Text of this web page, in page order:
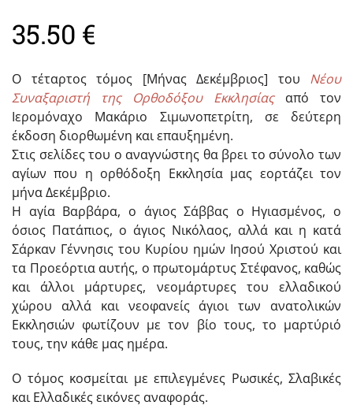
35.50 €
Ο τέταρτος τόμος [Μήνας Δεκέμβριος] του Νέου
Συναξαριστή της Ορθοδόξου Εκκλησίαςαπό τον
Ιερομόναχο Μακάριο Σιμωνοπετρίτη, σε δεύτερη
έκδοση διορθωμένη και επαυξημένη.
Στις σελίδες του ο αναγνώστης θα βρει το σύνολο των
αγίων που η ορθόδοξη Εκκλησία μας εορτάζει τον
μήνα Δεκέμβριο.
Η αγία Βαρβάρα, ο άγιος Σάββας ο Ηγιασμένος, ο
όσιος Πατάπιος, ο άγιος Νικόλαος, αλλά και η κατά
Σάρκαν Γέννησις του Κυρίου ημών Ιησού Χριστού και
τα Προεόρτια αυτής, ο πρωτομάρτυς Στέφανος, καθώς
και άλλοι μάρτυρες, νεομάρτυρες του ελλαδικού
χώρου αλλά και νεοφανείς άγιοι των ανατολικών
Εκκλησιών φωτίζουν με τον βίο τους, το μαρτύριό
τους, την κάθε μας ημέρα.
Ο τόμος κοσμείται με επιλεγμένες Ρωσικές, Σλαβικές
και Ελλαδικές εικόνες αναφοράς.